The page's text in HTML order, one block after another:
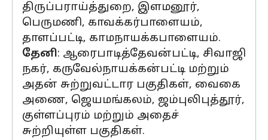
திருப்பராய்த்துறை, இளமனூர்,
பெருமணி, காவக்கர்பாளையம்,
தாளப்பட்டி, காமநாயக்கபாளையம்.
தேனி: ஆரைபாடித்தேவன்பட்டி, சிவாஜி
நகர், கருவேல்நாயக்கன்பட்டி மற்றும்
அதன் சுற்றுவட்டார பகுதிகள், வைகை
அணை, ஜெயமங்கலம், ஜம்புலிபுத்தூர்,
குள்ளப்புரம் மற்றும் அதைச்
சுற்றியுள்ள பகுதிகள்.